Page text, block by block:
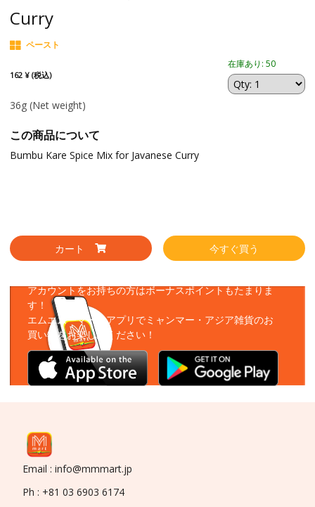
Curry
ペースト
162 ¥ (税込)
在庫あり: 50
36g (Net weight)
この商品について
Bumbu Kare Spice Mix for Javanese Curry
カート 今すぐ買う
アカウントをお持ちの方はボーナスポイントもたまりま
す！
エムエムーマートアプリでミャンマー・アジア雑貨のお
買い物をお楽しみください！
Email : info@mmmart.jp
Ph : +81 03 6903 6174